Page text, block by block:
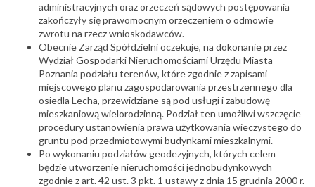
administracyjnych oraz orzeczeń sądowych postępowania
zakończyły się prawomocnym orzeczeniem o odmowie
zwrotu na rzecz wnioskodawców.
Obecnie Zarząd Spółdzielni oczekuje, na dokonanie przez
Wydział Gospodarki Nieruchomościami Urzędu Miasta
Poznania podziału terenów, które zgodnie z zapisami
miejscowego planu zagospodarowania przestrzennego dla
osiedla Lecha, przewidziane są pod usługi i zabudowę
mieszkaniową wielorodzinną. Podział ten umożliwi wszczęcie
procedury ustanowienia prawa użytkowania wieczystego do
gruntu pod przedmiotowymi budynkami mieszkalnymi.
Po wykonaniu podziałów geodezyjnych, których celem
będzie utworzenie nieruchomości jednobudynkowych
zgodnie z art. 42 ust. 3 pkt. 1 ustawy z dnia 15 grudnia 2000 r.